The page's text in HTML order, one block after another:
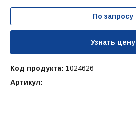
По запросу
Узнать цену
Код продукта: 1024626
Артикул: